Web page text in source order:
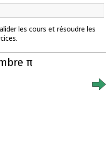
les cours et résoudre les
π